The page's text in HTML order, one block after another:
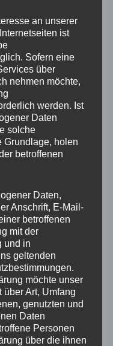
kenne diese
in der Folge die
für Umwelt,
von 1804
berücksichtig
auch, trotz
Prüfung der
vorliegender
Minuten dauerten,
Warnstufe
wurde mitgeteilt,
-prüfung und
Augen-Prinzip‘
ausgegebene
diese Prüfung
in Anbetracht
an unserer
ist
Sofern eine
über
nehmen möchte,
werden. Ist
Daten
solche
Grundlage, holen
betroffenen
Daten,
Anschrift, E-Mail-
betroffenen
mit der
und in
geltenden
möchte unser
Art, Umfang
genutzten und
Daten
Personen
über die ihnen